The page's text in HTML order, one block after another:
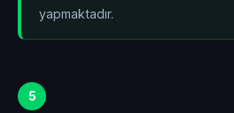
yapmaktadır.
5